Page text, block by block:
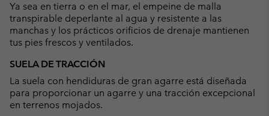
Ya sea en tierra o en el mar, el empeine de malla
transpirable deperlante al agua y resistente a las
manchas y los prácticos orificios de drenaje mantienen
tus pies frescos y ventilados.
SUELA DE TRACCIÓN
La suela con hendiduras de gran agarre está diseñada
para proporcionar un agarre y una tracción excepcional
en terrenos mojados.